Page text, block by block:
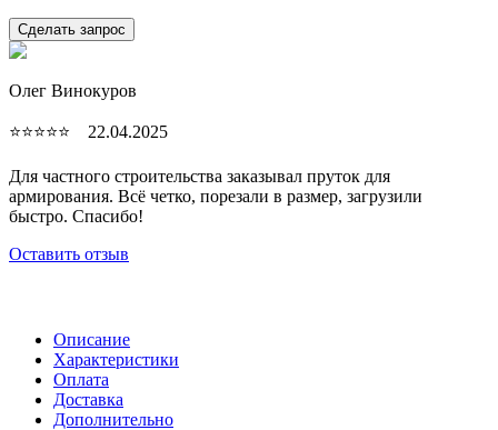
Сделать запрос
Олег Винокуров
⭐⭐⭐⭐⭐ 22.04.2025
Для частного строительства заказывал пруток для
армирования. Всё четко, порезали в размер, загрузили
быстро. Спасибо!
Оставить отзыв
Описание
Характеристики
Оплата
Доставка
Дополнительно